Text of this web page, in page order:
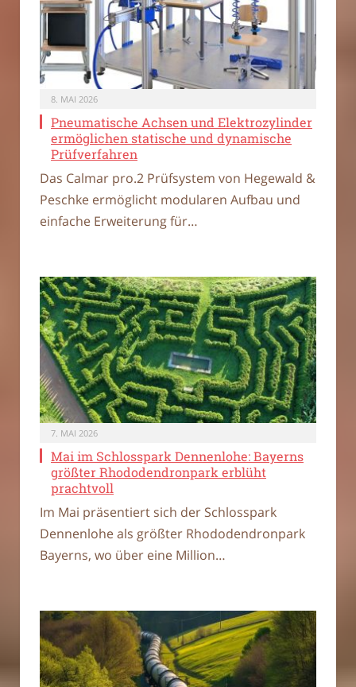
8. MAI 2026
Pneumatische Achsen und Elektrozylinder
ermöglichen statische und dynamische
Prüfverfahren
Das Calmar pro.2 Prüfsystem von Hegewald &
Peschke ermöglicht modularen Aufbau und
einfache Erweiterung für…
7. MAI 2026
Mai im Schlosspark Dennenlohe: Bayerns
größter Rhododendronpark erblüht
prachtvoll
Im Mai präsentiert sich der Schlosspark
Dennenlohe als größter Rhododendronpark
Bayerns, wo über eine Million…